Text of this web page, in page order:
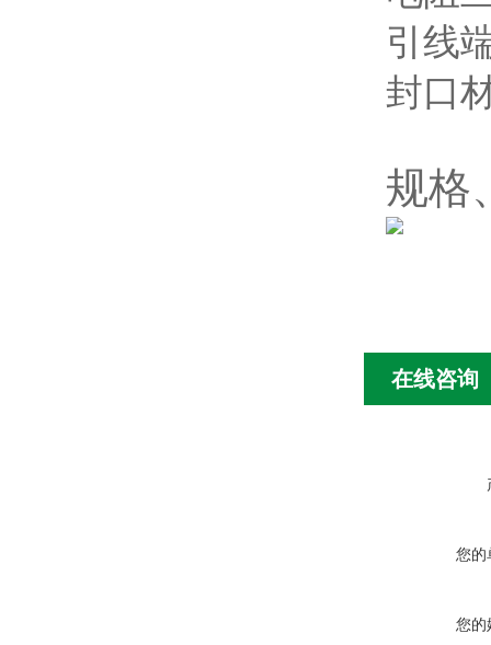
引线
封口
规格
在线咨询
您的
您的